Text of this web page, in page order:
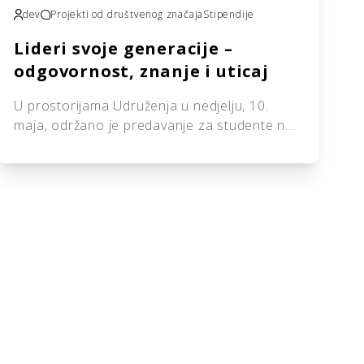
dev Projekti od društvenog značajaStipendije
Lideri svoje generacije –
odgovornost, znanje i uticaj
U prostorijama Udruženja u nedjelju, 10.
maja, održano je predavanje za studente na
znanje i uticaj“. Predavanje je održao prof.